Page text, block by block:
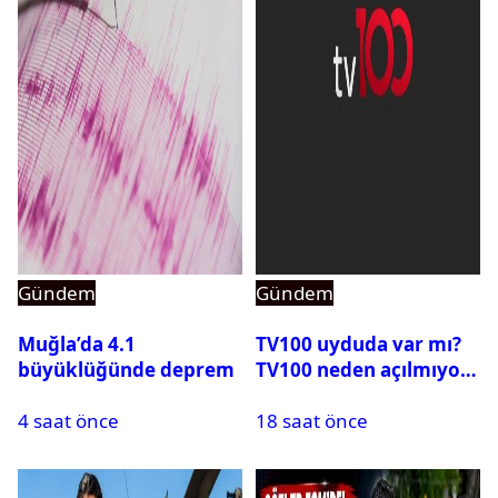
Gündem
Muğla’da 4.1
büyüklüğünde deprem
4 saat önce
Gündem
TV100 uyduda var mı?
TV100 neden açılmıyor?
18 saat önce